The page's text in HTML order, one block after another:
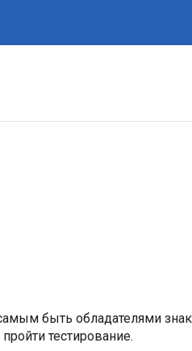
быть обладателями
тестирование.